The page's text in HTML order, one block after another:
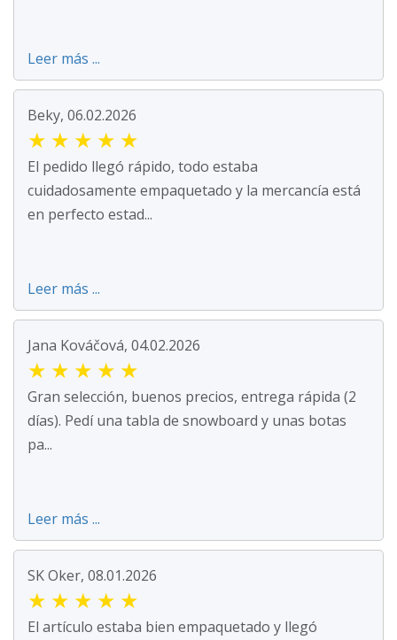
Leer más ...
Beky, 06.02.2026
★ ★ ★ ★ ★
El pedido llegó rápido, todo estaba
cuidadosamente empaquetado y la mercancía está
en perfecto estad...
Leer más ...
Jana Kováčová, 04.02.2026
★ ★ ★ ★ ★
Gran selección, buenos precios, entrega rápida (2
días). Pedí una tabla de snowboard y unas botas
pa...
Leer más ...
SK Oker, 08.01.2026
★ ★ ★ ★ ★
El artículo estaba bien empaquetado y llegó